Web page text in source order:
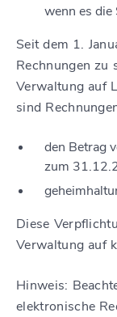
wenn es
Seit dem 1.
Rechnungen zu
Verwaltung auf
sind
den Betrag
zum
Diese
Verwaltung auf
Hinweis:
elektronische